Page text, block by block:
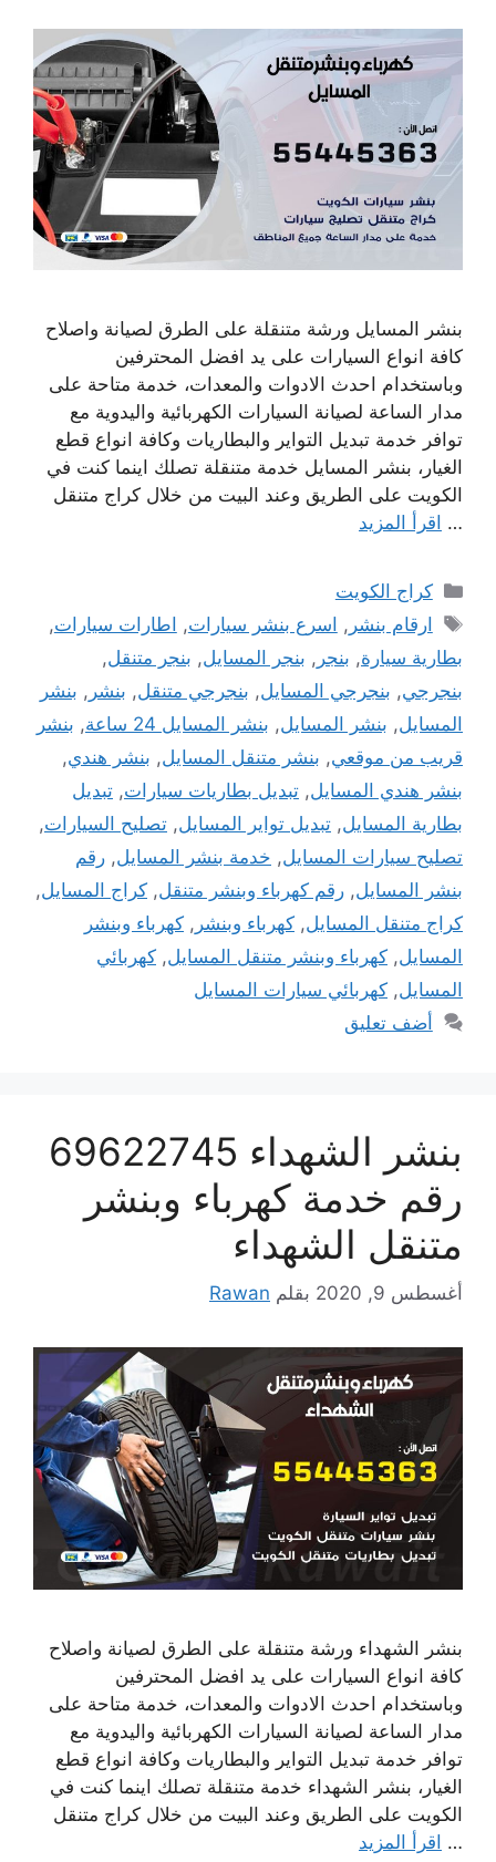
بنشر المسايل ورشة متنقلة على الطرق لصيانة واصلاح
كافة انواع السيارات على يد افضل المحترفين
وباستخدام احدث الادوات والمعدات، خدمة متاحة على
مدار الساعة لصيانة السيارات الكهربائية واليدوية مع
توافر خدمة تبديل التواير والبطاريات وكافة انواع قطع
الغيار، بنشر المسايل خدمة متنقلة تصلك اينما كنت في
الكويت على الطريق وعند البيت من خلال كراج متنقل
… اقرأ المزيد
التصنيفات
كراج الكويت
الوسوم
ارقام بنشر , اسرع بنشر سيارات, اطارات سيارات,
بطارية سيارة, بنجر , بنجر المسايل, بنجر متنقل,
بنجرجي, بنجرجي المسايل, بنجرجي متنقل, بنشر , بنشر
المسايل, بنشر المسايل, بنشر المسايل 24 ساعة , بنشر
قريب من موقعي, بنشر متنقل المسايل, بنشر هندي,
بنشر هندي المسايل, تبديل بطاريات سيارات, تبديل
بطارية المسايل, تبديل تواير المسايل, تصليح السيارات,
تصليح سيارات المسايل, خدمة بنشر المسايل, رقم
بنشر المسايل, رقم كهرباء وبنشر متنقل, كراج المسايل,
كراج متنقل المسايل, كهرباء وبنشر , كهرباء وبنشر
المسايل, كهرباء وبنشر متنقل المسايل, كهربائي
المسايل, كهربائي سيارات المسايل
أضف تعليق
بنشر الشهداء 69622745
رقم خدمة كهرباء وبنشر
متنقل الشهداء
أغسطس 9, 2020 بقلم Rawan
بنشر الشهداء ورشة متنقلة على الطرق لصيانة واصلاح
كافة انواع السيارات على يد افضل المحترفين
وباستخدام احدث الادوات والمعدات، خدمة متاحة على
مدار الساعة لصيانة السيارات الكهربائية واليدوية مع
توافر خدمة تبديل التواير والبطاريات وكافة انواع قطع
الغيار، بنشر الشهداء خدمة متنقلة تصلك اينما كنت في
الكويت على الطريق وعند البيت من خلال كراج متنقل
… اقرأ المزيد